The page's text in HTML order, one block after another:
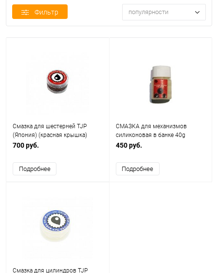
Фильтр популярности
Смазка для шестерней TJP
(Япония) (красная крышка)
700 руб.
Подробнее
СМАЗКА для механизмов
силиконовая в банке 40g
ZCAIRSOFT M-164
450 руб.
Подробнее
Смазка для цилиндров TJP